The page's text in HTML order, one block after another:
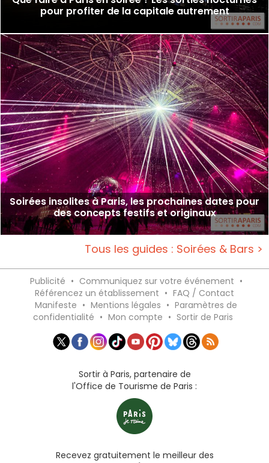
pour profiter de la capitale autrement
Soirées insolites à Paris, les prochaines dates pour
des concepts festifs et originaux
Tous les guides : Soirées & Bars >
Publicité • Communiquez sur votre événement •
Référencez un établissement • FAQ / Contact
Manifeste • Mentions légales • Paramètres de
confidentialité • Mon compte • Sortir de Paris
Sortir à Paris, partenaire de
l'Office de Tourisme de Paris :
Recevez gratuitement le meilleur des